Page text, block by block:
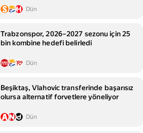
Dün
Trabzonspor, 2026–2027 sezonu için 25
bin kombine hedefi belirledi
Dün
Beşiktaş, Vlahovic transferinde başarısız
olursa alternatif forvetlere yöneliyor
Dün